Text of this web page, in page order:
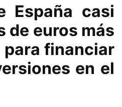
España casi
de euros más
para financiar
en el